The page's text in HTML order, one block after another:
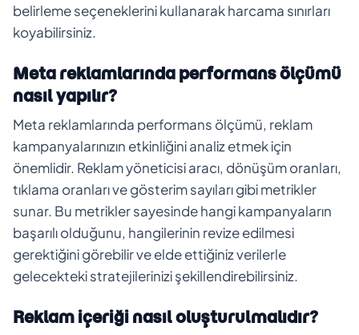
belirleme seçeneklerini kullanarak harcama sınırları
koyabilirsiniz.
Meta reklamlarında performans ölçümü
nasıl yapılır?
Meta reklamlarında performans ölçümü, reklam
kampanyalarınızın etkinliğini analiz etmek için
önemlidir. Reklam yöneticisi aracı, dönüşüm oranları,
tıklama oranları ve gösterim sayıları gibi metrikler
sunar. Bu metrikler sayesinde hangi kampanyaların
başarılı olduğunu, hangilerinin revize edilmesi
gerektiğini görebilir ve elde ettiğiniz verilerle
gelecekteki stratejilerinizi şekillendirebilirsiniz.
Reklam içeriği nasıl oluşturulmalıdır?